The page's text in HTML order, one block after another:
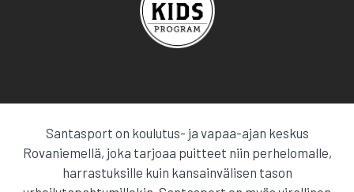
Santasport on koulutus- ja vapaa-ajan keskus
Rovaniemellä, joka tarjoaa puitteet niin perhelomalle,
harrastuksille kuin kansainvälisen tason